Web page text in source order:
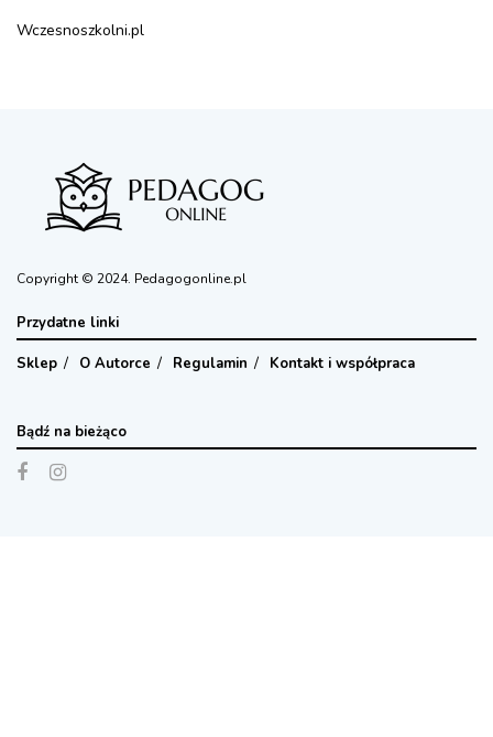
Wczesnoszkolni.pl
Copyright © 2024. Pedagogonline.pl
Przydatne linki
Sklep O Autorce Regulamin Kontakt i współpraca
Bądź na bieżąco